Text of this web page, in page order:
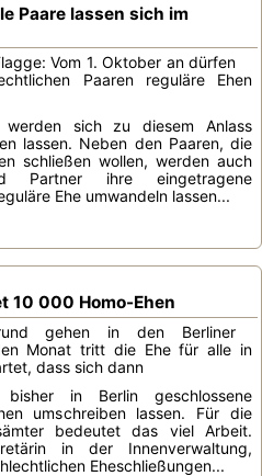
Paare lassen sich im
Vom 1. Oktober an dürfen
Paaren reguläre Ehen
sich zu diesem Anlass
lassen. Neben den Paaren, die
schließen wollen, werden auch
Partner ihre eingetragene
Ehe umwandeln lassen...
10 000 Homo-Ehen
gehen in den Berliner
Monat tritt die Ehe für alle in
dass sich dann
in Berlin geschlossene
umschreiben lassen. Für die
bedeutet das viel Arbeit.
in der Innenverwaltung,
Eheschließungen...